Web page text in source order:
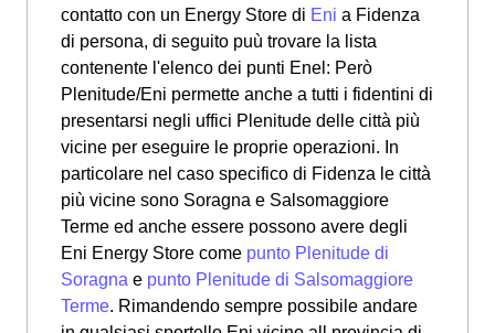
contatto con un Energy Store di Eni a Fidenza
di persona, di seguito puù trovare la lista
contenente l'elenco dei punti Enel: Però
Plenitude/Eni permette anche a tutti i fidentini di
presentarsi negli uffici Plenitude delle città più
vicine per eseguire le proprie operazioni. In
particolare nel caso specifico di Fidenza le città
più vicine sono Soragna e Salsomaggiore
Terme ed anche essere possono avere degli
Eni Energy Store come punto Plenitude di
Soragna e punto Plenitude di Salsomaggiore
Terme. Rimandendo sempre possibile andare